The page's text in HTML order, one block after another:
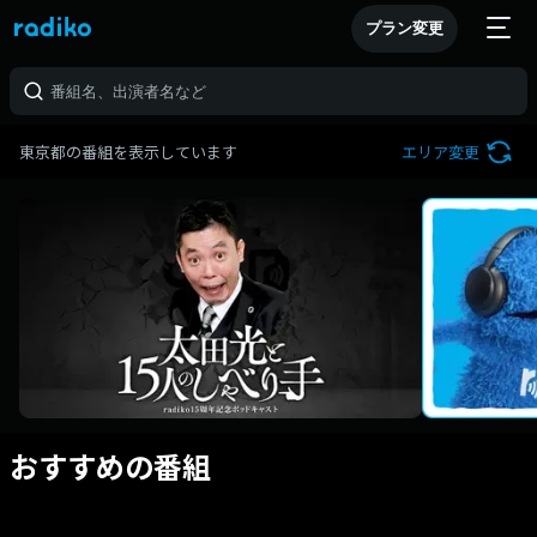
プラン変更
東京都の番組を表示しています エリア変更
おすすめの番組